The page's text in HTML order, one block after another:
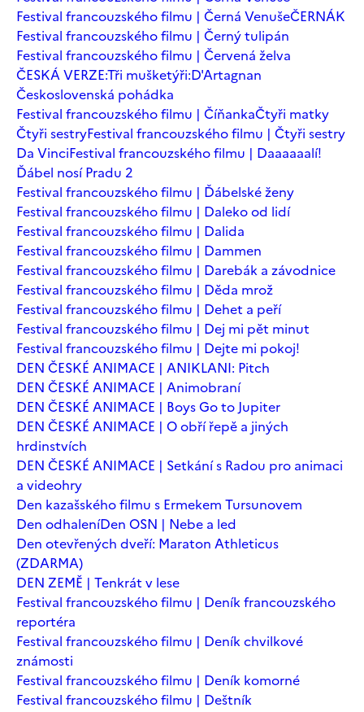
Festival francouzského filmu | Černá VenušeČERNÁK
Festival francouzského filmu | Černý tulipán
Festival francouzského filmu | Červená želva
ČESKÁ VERZE:Tři mušketýři:D'Artagnan
Československá pohádka
Festival francouzského filmu | ČíňankaČtyři matky
Čtyři sestryFestival francouzského filmu | Čtyři sestry
Da VinciFestival francouzského filmu | Daaaaaalí!
Ďábel nosí Pradu 2
Festival francouzského filmu | Ďábelské ženy
Festival francouzského filmu | Daleko od lidí
Festival francouzského filmu | Dalida
Festival francouzského filmu | Dammen
Festival francouzského filmu | Darebák a závodnice
Festival francouzského filmu | Děda mrož
Festival francouzského filmu | Dehet a peří
Festival francouzského filmu | Dej mi pět minut
Festival francouzského filmu | Dejte mi pokoj!
DEN ČESKÉ ANIMACE | ANIKLANI: Pitch
DEN ČESKÉ ANIMACE | Animobraní
DEN ČESKÉ ANIMACE | Boys Go to Jupiter
DEN ČESKÉ ANIMACE | O obří řepě a jiných
hrdinstvích
DEN ČESKÉ ANIMACE | Setkání s Radou pro animaci
a videohry
Den kazašského filmu s Ermekem Tursunovem
Den odhaleníDen OSN | Nebe a led
Den otevřených dveří: Maraton Athleticus
(ZDARMA)
DEN ZEMĚ | Tenkrát v lese
Festival francouzského filmu | Deník francouzského
reportéra
Festival francouzského filmu | Deník chvilkové
známosti
Festival francouzského filmu | Deník komorné
Festival francouzského filmu | Deštník